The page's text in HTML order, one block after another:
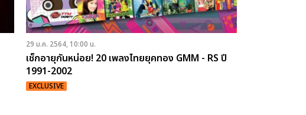
29 ม.ค. 2564, 10:00 น.
เช็กอายุกันหน่อย! 20 เพลงไทยยุคทอง GMM - RS ปี
1991-2002
EXCLUSIVE